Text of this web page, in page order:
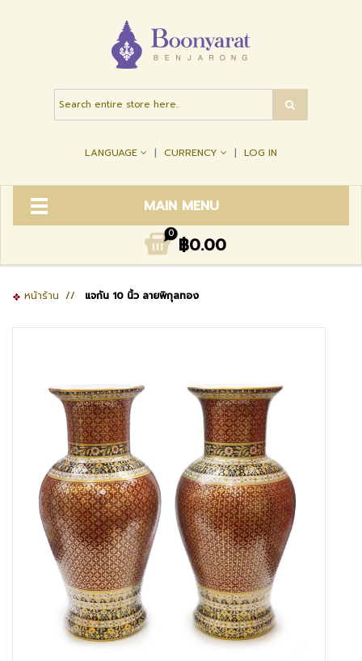
LANGUAGE CURRENCY LOG IN
MAIN MENU
0 ฿0.00
หน้าร้าน // แจกัน 10 นิ้ว ลายพิกุลทอง